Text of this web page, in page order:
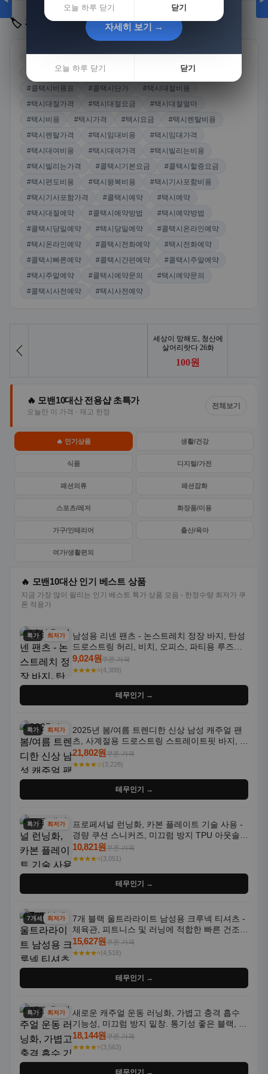
🏷️ 관련 키워드
#콜택시얼마
#콜택시가격표
#콜택시요금표
#콜택시비용표
#콜택시단가
#택시대절비용
#택시대절가격
#택시대절요금
#택시대절얼마
#택시비용
#택시가격 #택시요금
#택시렌탈비용
#택시렌탈가격
#택시임대비용
#택시임대가격
#택시대여비용
#택시대여가격
#택시빌리는비용
#택시빌리는가격
#콜택시기본요금
#콜택시할증요금
#택시편도비용
#택시왕복비용
#택시기사포함비용
#택시기사포함가격
#콜택시예약
#택시예약
#택시대절예약
#콜택시예약방법
#택시예약방법
#콜택시당일예약
#택시당일예약
#콜택시온라인예약
#택시온라인예약
#콜택시전화예약
#택시전화예약
#콜택시빠른예약
#콜택시간편예약
#콜택시주말예약
#택시주말예약
#콜택시예약문의
#택시예약문의
#콜택시사전예약
#택시사전예약
🔥 모밴10대산 전용샵 초특가
오늘만 이 가격 · 재고 한정
전체보기
🔥 인기상품 생활/건강
식품 디지털/가전
패션의류 패션잡화
스포츠/레저 화장품/미용
가구/인테리어 출산/육아
여가/생활편의
🔥 모밴10대산 인기 베스트 상품
지금 가장 많이 팔리는 인기 베스트 특가 상품 모음 - 한정수량 최저가 쿠
폰 적용가
특가 최저가
남성용 리넨 팬츠 - 논스트레치 정장 바지, 탄성
드로스트링 허리, 비치, 오피스, 파티용 루즈핏
트라우저 - 세탁기 사용 가능한 캐주얼 정장 의
상
9,024원쿠폰 가격
★★★★⭐(4,309)
테무인기 →
특가 최저가
2025년 봄/여름 트렌디한 신상 남성 캐주얼 팬
츠, 사계절용 드로스트링 스트레이트핏 바지, 한
국 스타일, 활용도 높은 아웃도어 및 정장용, 발
목 바지
21,802원쿠폰 가격
★★★★☆(3,228)
테무인기 →
특가 최저가
프로페셔널 런닝화, 카본 플레이트 기술 사용 -
경량 쿠션 스니커즈, 미끄럼 방지 TPU 아웃솔,
통기성 화이트-퍼플 그라데이션, 헬스, 트레이
닝 - 남성용, 여성용, 모든 계절에 적합
10,821원쿠폰 가격
★★★★⭐(3,051)
테무인기 →
7개세트최저가
7개 블랙 울트라라이트 남성용 크루넥 티셔츠 -
체육관, 피트니스 및 러닝에 적합한 빠른 건조,
통기성 좋은 수분 흡수 반팔 운동복
15,627원쿠폰 가격
★★★★⭐(4,518)
테무인기 →
특가 최저가
새로운 캐주얼 운동 러닝화, 가볍고 충격 흡수
기능성, 미끄럼 방지 밑창. 통기성 좋은 블랙, 화
이트, 퍼플 그라데이션 색상
18,144원쿠폰 가격
★★★★⭐(3,563)
테무인기 →
오늘 하루 닫기 닫기
자세히 보기 →
오늘 하루 닫기 닫기
자세히 보기 →
오늘 하루 닫기 닫기